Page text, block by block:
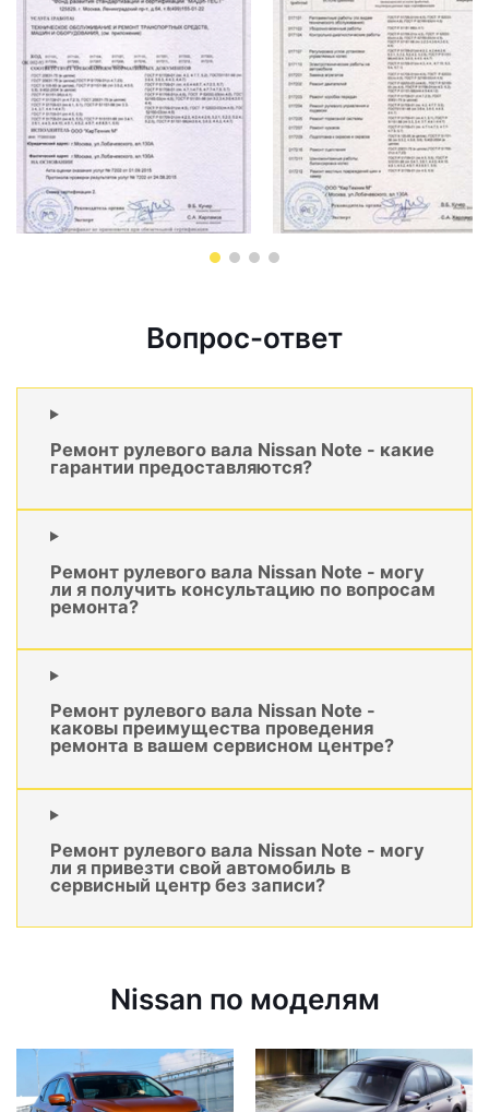
Вопрос-ответ
Ремонт рулевого вала Nissan Note - какие
гарантии предоставляются?
Ремонт рулевого вала Nissan Note - могу
ли я получить консультацию по вопросам
ремонта?
Ремонт рулевого вала Nissan Note -
каковы преимущества проведения
ремонта в вашем сервисном центре?
Ремонт рулевого вала Nissan Note - могу
ли я привезти свой автомобиль в
сервисный центр без записи?
Nissan по моделям